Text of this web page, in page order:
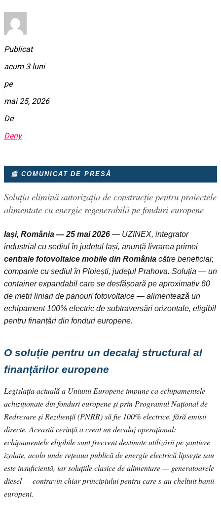
Publicat
acum 3 luni
pe
mai 25, 2026
De
Deny
📰 COMUNICAT DE PRESĂ
Soluția elimină autorizația de construcție pentru proiectele
alimentate cu energie regenerabilă pe fonduri europene
Iași, România — 25 mai 2026 — UZINEX, integrator
industrial cu sediul în județul Iași, anunță livrarea primei
centrale fotovoltaice mobile din România către beneficiar,
companie cu sediul în Ploiești, județul Prahova. Soluția — un
container expandabil care se desfășoară pe aproximativ 60
de metri liniari de panouri fotovoltaice — alimentează un
echipament 100% electric de subtraversări orizontale, eligibil
pentru finanțări din fonduri europene.
O soluție pentru un decalaj structural al
finanțărilor europene
Legislația actuală a Uniunii Europene impune ca echipamentele
achiziționate din fonduri europene și prin Programul Național de
Redresare și Reziliență (PNRR) să fie 100% electrice, fără emisii
directe. Această cerință a creat un decalaj operațional:
echipamentele eligibile sunt frecvent destinate utilizării pe șantiere
izolate, acolo unde rețeaua publică de energie electrică lipsește sau
este insuficientă, iar soluțiile clasice de alimentare — generatoarele
diesel — contravin chiar principiului pentru care s-au cheltuit banii
europeni.